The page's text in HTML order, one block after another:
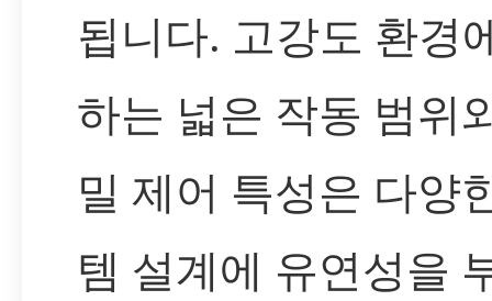
됩니다. 고강도 환경
하는 넓은 작동 범위
밀 제어 특성은 다양
템 설계에 유연성을